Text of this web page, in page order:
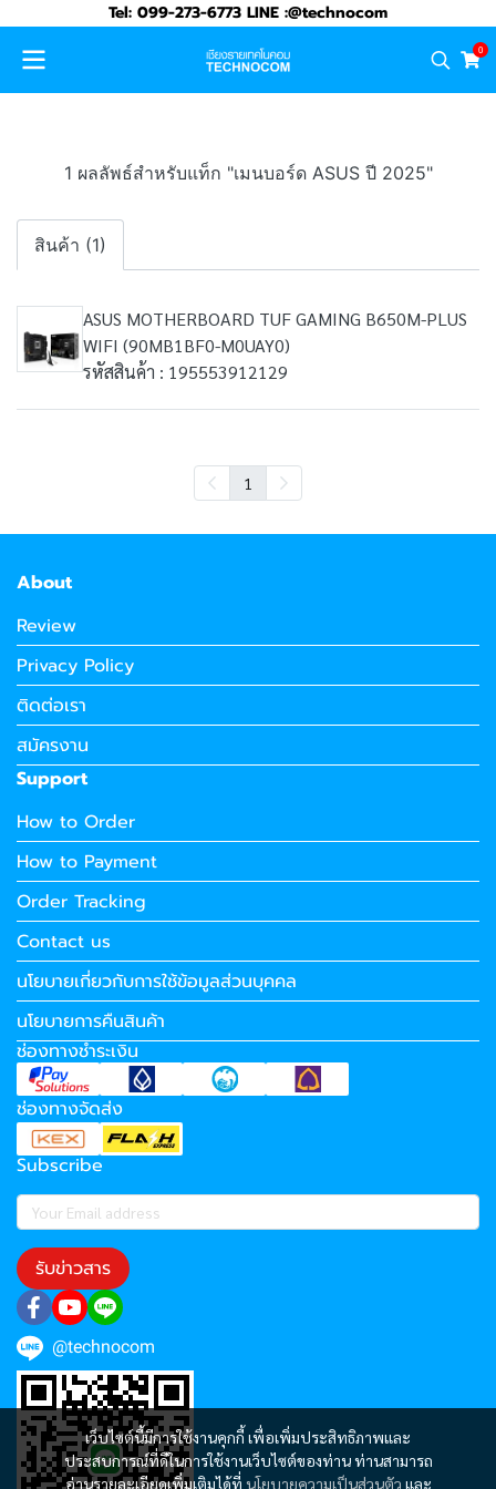
Tel: 099-273-6773 LINE :@technocom
0
1 ผลลัพธ์สำหรับแท็ก "เมนบอร์ด ASUS ปี 2025"
สินค้า (1)
ASUS MOTHERBOARD TUF GAMING B650M-PLUS
WIFI (90MB1BF0-M0UAY0)
รหัสสินค้า : 195553912129
1
เว็บไซต์นี้มีการใช้งานคุกกี้ เพื่อเพิ่มประสิทธิภาพและ
ประสบการณ์ที่ดีในการใช้งานเว็บไซต์ของท่าน ท่านสามารถ
อ่านรายละเอียดเพิ่มเติมได้ที่ นโยบายความเป็นส่วนตัว และ
About
Review
Privacy Policy
ติดต่อเรา
สมัครงาน
Support
How to Order
How to Payment
Order Tracking
Contact us
นโยบายเกี่ยวกับการใช้ข้อมูลส่วนบุคคล
นโยบายการคืนสินค้า
ช่องทางชำระเงิน
ช่องทางจัดส่ง
Subscribe
รับข่าวสาร
@technocom